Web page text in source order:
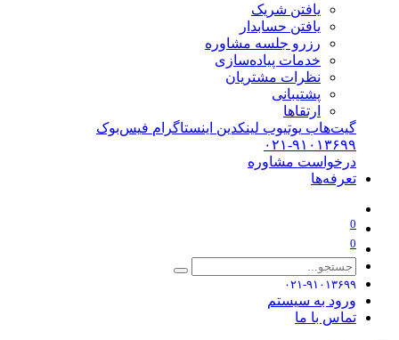
یافتن شریک
یافتن حسابدار
رزرو جلسه مشاوره
خدمات پیاده‌سازی
نظرات مشتریان
پشتیبانی
ارتقاها
گیت‌هاب یوتیوب لینکدین اینستاگرام فیس‌بوک
۰۲۱-۹۱۰۱۳۶۹۹
درخواست مشاوره
تعرفه‌ها
0
0
۰۲۱-۹۱۰۱۳۶۹۹
ورود به سیستم
تماس با ما